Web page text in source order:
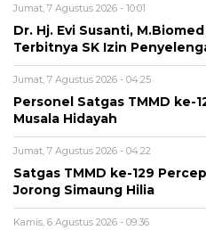
Jumat, 7 Agustus 2026 - 10:01
Dr. Hj. Evi Susanti,
Terbitnya SK Izin
Jumat, 7 Agustus 2026 - 04:25
Personel Satgas TMMD ke-
Musala Hidayah
Jumat, 7 Agustus 2026 - 04:22
Satgas TMMD ke-129
Jorong Simaung Hilia
Kamis, 6 Agustus 2026 - 09:36